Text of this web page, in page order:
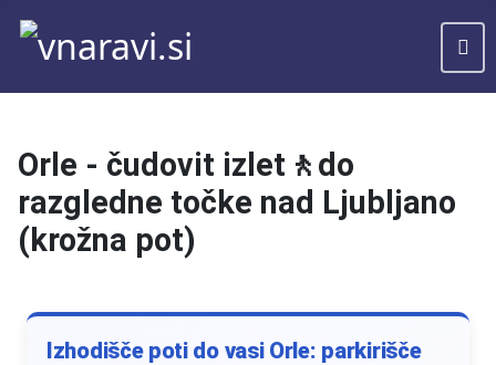
Orle - čudovit izlet🚶do
razgledne točke nad Ljubljano
(krožna pot)
Izhodišče poti do vasi Orle: parkirišče